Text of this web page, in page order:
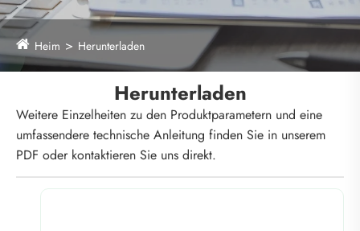
Heim Herunterladen
Herunterladen
Weitere Einzelheiten zu den Produktparametern und eine
umfassendere technische Anleitung finden Sie in unserem
PDF oder kontaktieren Sie uns direkt.